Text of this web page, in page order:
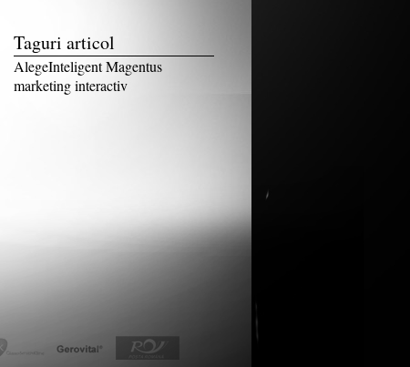
Taguri articol
AlegeInteligent Magentus
marketing interactiv